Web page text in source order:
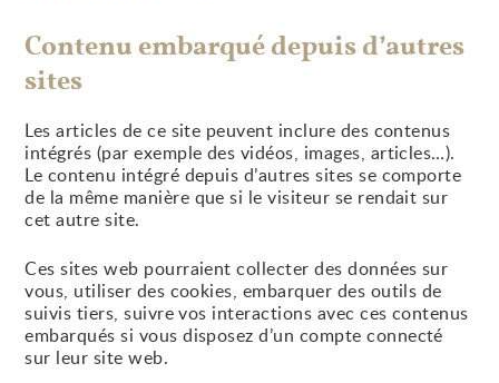
Contenu embarqué depuis d’autres
sites
Les articles de ce site peuvent inclure des contenus
intégrés (par exemple des vidéos, images, articles…).
Le contenu intégré depuis d’autres sites se comporte
de la même manière que si le visiteur se rendait sur
cet autre site.
Ces sites web pourraient collecter des données sur
vous, utiliser des cookies, embarquer des outils de
suivis tiers, suivre vos interactions avec ces contenus
embarqués si vous disposez d’un compte connecté
sur leur site web.